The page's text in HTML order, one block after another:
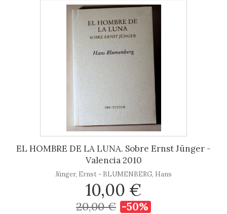
EL HOMBRE DE LA LUNA. Sobre Ernst Jünger -
Valencia 2010
Jünger, Ernst - BLUMENBERG, Hans
10,00 €
20,00 € -50%